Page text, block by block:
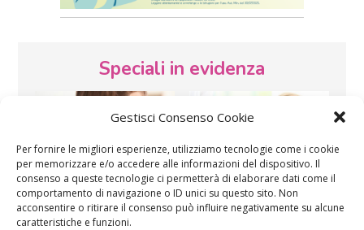
Gestisci Consenso Cookie
Per fornire le migliori esperienze, utilizziamo tecnologie come i cookie
per memorizzare e/o accedere alle informazioni del dispositivo. Il
consenso a queste tecnologie ci permetterà di elaborare dati come il
comportamento di navigazione o ID unici su questo sito. Non
acconsentire o ritirare il consenso può influire negativamente su alcune
caratteristiche e funzioni.
Speciali in evidenza
Vaccini SOS Pediatra